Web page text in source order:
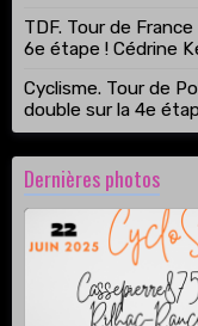
TDF. Tour de
6e étape ! Cédrine
Cyclisme. Tour de
double sur la 4e
Dernières photos